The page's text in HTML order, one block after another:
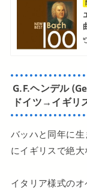
G.F.ヘンデル
ドイツ→イギリ
バッハと同年に
にイギリスで絶大
イタリア様式の